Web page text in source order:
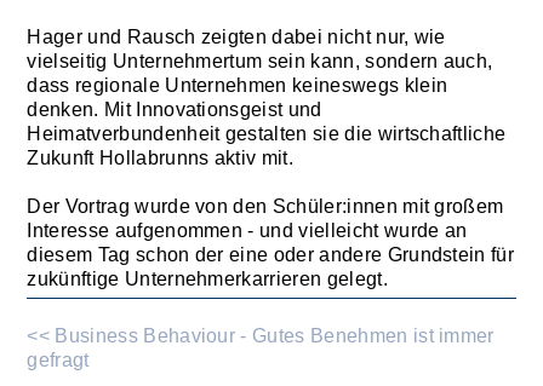
Hager und Rausch zeigten dabei nicht nur, wie
vielseitig Unternehmertum sein kann, sondern auch,
dass regionale Unternehmen keineswegs klein
denken. Mit Innovationsgeist und
Heimatverbundenheit gestalten sie die wirtschaftliche
Zukunft Hollabrunns aktiv mit.
Der Vortrag wurde von den Schüler:innen mit großem
Interesse aufgenommen - und vielleicht wurde an
diesem Tag schon der eine oder andere Grundstein für
zukünftige Unternehmerkarrieren gelegt.
<< Business Behaviour - Gutes Benehmen ist immer
gefragt